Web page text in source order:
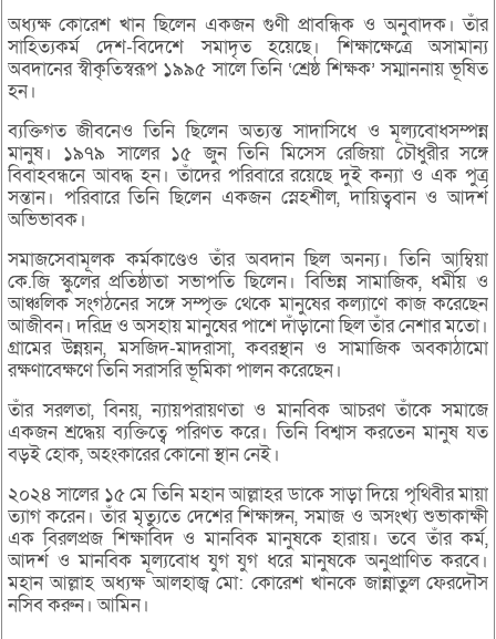
অধ্যক্ষ কোরেশ খান ছিলেন একজন গুণী প্রাবন্ধিক ও অনুবাদক। তাঁর
সাহিত্যকর্ম দেশ-বিদেশে সমাদৃত হয়েছে। শিক্ষাক্ষেত্রে অসামান্য
অবদানের স্বীকৃতিস্বরূপ ১৯৯৫ সালে তিনি ‘শ্রেষ্ঠ শিক্ষক’ সম্মাননায় ভূষিত
হন।
ব্যক্তিগত জীবনেও তিনি ছিলেন অত্যন্ত সাদাসিধে ও মূল্যবোধসম্পন্ন
মানুষ। ১৯৭৯ সালের ১৫ জুন তিনি মিসেস রেজিয়া চৌধুরীর সঙ্গে
বিবাহবন্ধনে আবদ্ধ হন। তাঁদের পরিবারে রয়েছে দুই কন্যা ও এক পুত্র
সন্তান। পরিবারে তিনি ছিলেন একজন স্নেহশীল, দায়িত্ববান ও আদর্শ
অভিভাবক।
সমাজসেবামূলক কর্মকাণ্ডেও তাঁর অবদান ছিল অনন্য। তিনি আম্বিয়া
কে.জি স্কুলের প্রতিষ্ঠাতা সভাপতি ছিলেন। বিভিন্ন সামাজিক, ধর্মীয় ও
আঞ্চলিক সংগঠনের সঙ্গে সম্পৃক্ত থেকে মানুষের কল্যাণে কাজ করেছেন
আজীবন। দরিদ্র ও অসহায় মানুষের পাশে দাঁড়ানো ছিল তাঁর নেশার মতো।
গ্রামের উন্নয়ন, মসজিদ-মাদরাসা, কবরস্থান ও সামাজিক অবকাঠামো
রক্ষণাবেক্ষণে তিনি সরাসরি ভূমিকা পালন করেছেন।
তাঁর সরলতা, বিনয়, ন্যায়পরায়ণতা ও মানবিক আচরণ তাঁকে সমাজে
একজন শ্রদ্ধেয় ব্যক্তিত্বে পরিণত করে। তিনি বিশ্বাস করতেন মানুষ যত
বড়ই হোক, অহংকারের কোনো স্থান নেই।
২০২৪ সালের ১৫ মে তিনি মহান আল্লাহর ডাকে সাড়া দিয়ে পৃথিবীর মায়া
ত্যাগ করেন। তাঁর মৃত্যুতে দেশের শিক্ষাঙ্গন, সমাজ ও অসংখ্য শুভাকাক্ষী
এক বিরলপ্রজ শিক্ষাবিদ ও মানবিক মানুষকে হারায়। তবে তাঁর কর্ম,
আদর্শ ও মানবিক মূল্যবোধ যুগ যুগ ধরে মানুষকে অনুপ্রাণিত করবে।
মহান আল্লাহ অধ্যক্ষ আলহাজ্ব মো: কোরেশ খানকে জান্নাতুল ফেরদৌস
নসিব করুন। আমিন।